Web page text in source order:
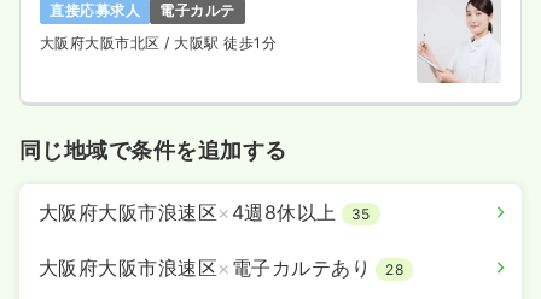
ブランク可
時給1,600円以上可
詳細を見る
給与 24.0万円〜/月 賞与4ヶ月
直接応募求人
電子カルテ
大阪府大阪市北区 / 大阪駅 徒歩1分
同じ地域で条件を追加する
大阪府大阪市浪速区× 4週8休以上 35
大阪府大阪市浪速区× 電子カルテあり 28